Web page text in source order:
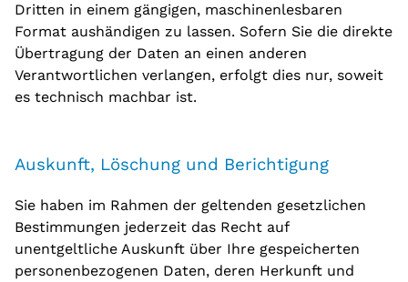
Dritten in einem gängigen, maschinenlesbaren
Format aushändigen zu lassen. Sofern Sie die direkte
Übertragung der Daten an einen anderen
Verantwortlichen verlangen, erfolgt dies nur, soweit
es technisch machbar ist.
Auskunft, Löschung und Berichtigung
Sie haben im Rahmen der geltenden gesetzlichen
Bestimmungen jederzeit das Recht auf
unentgeltliche Auskunft über Ihre gespeicherten
personenbezogenen Daten, deren Herkunft und